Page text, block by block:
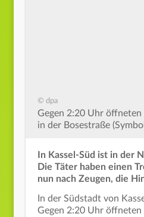
© dpa
Gegen 2:20 Uhr
in der Bosestraße
In Kassel-Süd ist in der
Die Täter haben einen
nun nach Zeugen, die
In der Südstadt von
Gegen 2:20 Uhr